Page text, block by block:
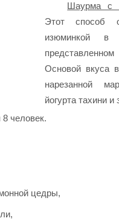
Шаурма с
Этот способ
изюминкой в
Основой вкуса
нарезанной
йогурта тахини и
человек.
цедры,